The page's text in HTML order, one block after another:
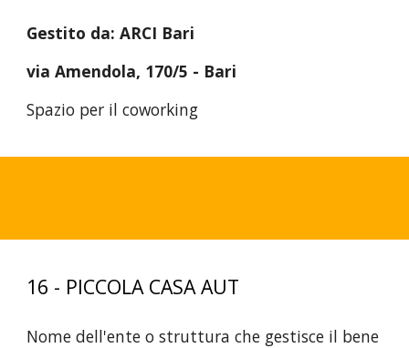
Gestito da: ARCI Bari
viaAmendola, 170/5 - Bari
Spazio per il coworking
16 - PICCOLA CASA AUT
Nome dell'ente o struttura che gestisce il bene